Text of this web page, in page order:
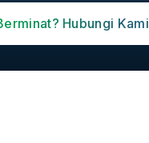
Hubungi Kami